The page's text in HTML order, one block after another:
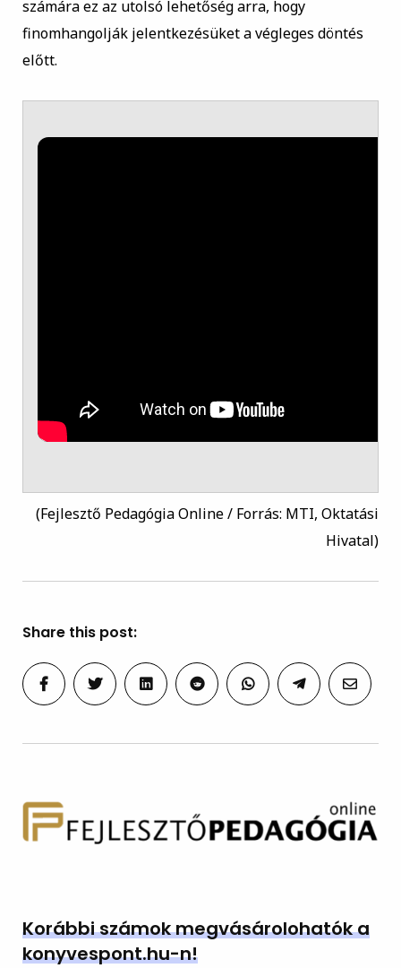
számára ez az utolsó lehetőség arra, hogy
finomhangolják jelentkezésüket a végleges döntés
előtt.
(Fejlesztő Pedagógia Online / Forrás: MTI, Oktatási
Hivatal)
Share this post:
Korábbi számok megvásárolohatók a
konyvespont.hu-n!